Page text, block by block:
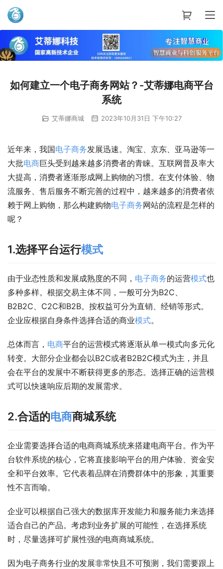
艾蒂娜科技
如何建立一个电子商务网站？-艾蒂娜电商平台
系统
艾蒂娜商城 2023年10月31日 下午10:27
近年来，我国电子商务发展迅速。淘宝、京东、亚马逊等一
大批电商巨头受到越来越多消费者的青睐。互联网普及率大
大提高，消费者逐渐形成网上购物的习惯。在支付体验、物
流服务、售后服务不断完善的过程中，越来越多的消费者依
赖于网上购物，那么构建购物电子商务网站的流程是怎样的
呢？
1.选择平台运行模式
由于业态性质和发展成熟度的不同， 电子商务的运营模式也
多种多样。根据交易主体不同，一般可分为B2C、
B2B2C、C2C和B2B。按权益可分为直销、经销等形式。
企业应根据自身条件选择合适的商业模式。
总体而言， 电商平台的运营模式将逐渐从单一模式向多元化
转变。大部分企业都会以B2C或者B2B2C模式为主，并且
会在平台的发展中不断获得更多的形态。选择正确的运营模
式可以快速响应后期的发展需求。
2.合适的电商商城系统
企业需要选择合适的电商商城系统来搭建电商平台。作为平
台软件系统的核心，它将直接影响平台的用户体验、资金安
全和平台效率。它代表着品牌在消费群体中的形象，其重要
性不言而喻。
企业可以根据自己强大的数据库开发能力和服务能力来选择
适合自己的产品。考虑到业务扩展的可能性，在选择系统
时，尽量选择可扩展性强的电商商城系统。
因为电子商务行业的发展非常快且不可预测，我们需要跟上